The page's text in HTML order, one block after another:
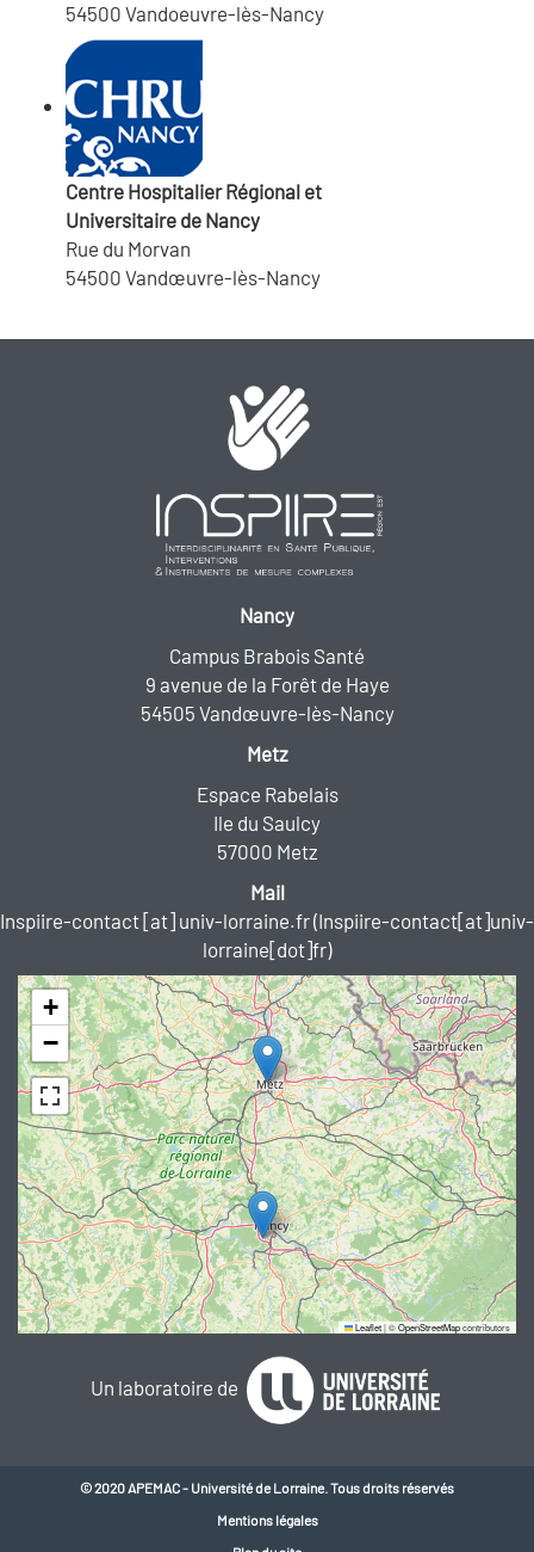
54500 Vandoeuvre-lès-Nancy
Centre Hospitalier Régional et
Universitaire de Nancy
Rue du Morvan
54500 Vandœuvre-lès-Nancy
Nancy
Campus Brabois Santé
9 avenue de la Forêt de Haye
54505 Vandœuvre-lès-Nancy
Metz
Espace Rabelais
Ile du Saulcy
57000 Metz
Mail
Inspiire-contact[at] univ-lorraine.fr(Inspiire-contact[at]univ-
lorraine[dot]fr)
+
−
Leaflet|©OpenStreetMapcontributors
Un laboratoire de
© 2020 APEMAC - Université de Lorraine. Tous droits réservés
Mentions légales